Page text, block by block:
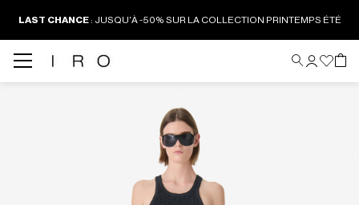
LAST CHANCE: JUSQU'À -50% SUR LA COLLECTION PRINTEMPS ÉTÉ